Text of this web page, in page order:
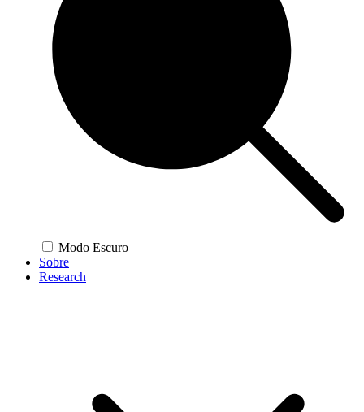
Modo Escuro
Sobre
Research